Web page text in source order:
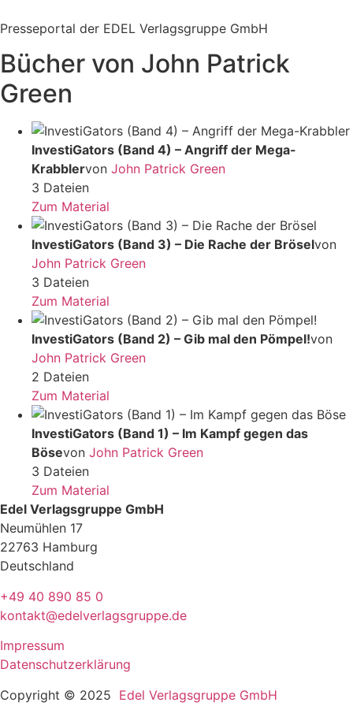
Inhalt
Presseportal der EDEL Verlagsgruppe GmbH
Bücher von John Patrick
Green
InvestiGators (Band 4) – Angriff der Mega-
Krabblervon John Patrick Green
3 Dateien
Zum Material
InvestiGators (Band 3) – Die Rache der Bröselvon
John Patrick Green
3 Dateien
Zum Material
InvestiGators (Band 2) – Gib mal den Pömpel!von
John Patrick Green
2 Dateien
Zum Material
InvestiGators (Band 1) – Im Kampf gegen das
Bösevon John Patrick Green
3 Dateien
Zum Material
Edel Verlagsgruppe GmbH
Neumühlen 17
22763 Hamburg
Deutschland
+49 40 890 85 0
kontakt@edelverlagsgruppe.de
Impressum
Datenschutzerklärung
Copyright © 2025 Edel Verlagsgruppe GmbH